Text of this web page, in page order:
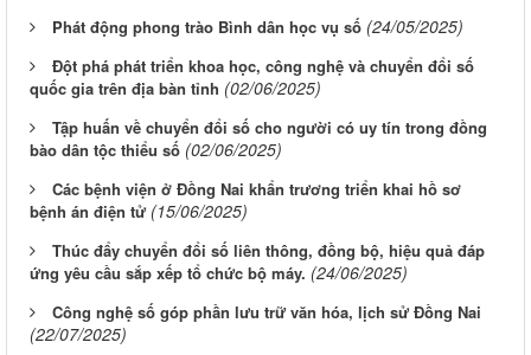
Phát động phong trào Bình dân học vụ số (24/05/2025)
Đột phá phát triển khoa học, công nghệ và chuyển đổi số
quốc gia trên địa bàn tỉnh (02/06/2025)
Tập huấn về chuyển đổi số cho người có uy tín trong đồng
bào dân tộc thiểu số (02/06/2025)
Các bệnh viện ở Đồng Nai khẩn trương triển khai hồ sơ
bệnh án điện tử (15/06/2025)
Thúc đẩy chuyển đổi số liên thông, đồng bộ, hiệu quả đáp
ứng yêu cầu sắp xếp tổ chức bộ máy. (24/06/2025)
Công nghệ số góp phần lưu trữ văn hóa, lịch sử Đồng Nai
(22/07/2025)